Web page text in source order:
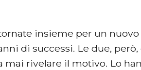
insieme per un
di successi. Le due, però,
mai rivelare il motivo. Lo